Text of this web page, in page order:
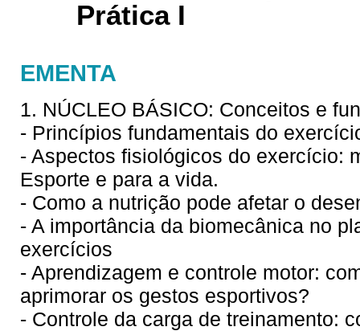
Prática I
EMENTA
1. NÚCLEO BÁSICO: Conceitos e
- Princípios fundamentais do
- Aspectos fisiológicos do exercício:
Esporte e para a vida.
- Como a nutrição pode afetar o
- A importância da biomecânica no
exercícios
- Aprendizagem e controle motor:
aprimorar os gestos esportivos?
- Controle da carga de treinamento: